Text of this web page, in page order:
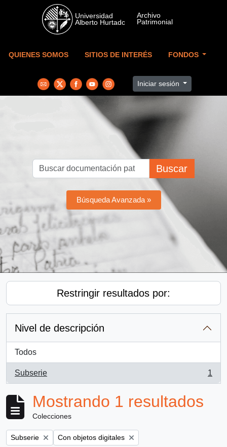
Skip to main content
QUIENES SOMOS SITIOS DE INTERÉS FONDOS
Iniciar sesión
Buscar
Búsqueda Avanzada »
Restringir resultados por:
Nivel de descripción
Todos
Subserie
, 1 resultados
1
Mostrando 1 resultados
Colecciones
Remove filter:
Subserie Remove filter:
Con objetos digitales